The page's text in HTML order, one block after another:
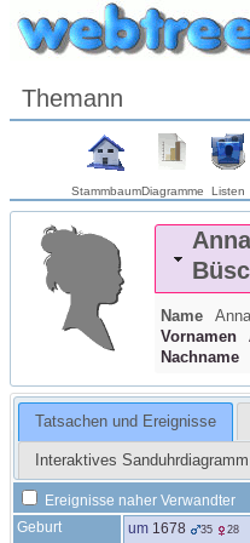
Themann
StammbaumDiagramme Listen
Name
Vornamen
Nachname
Tatsachen und Ereignisse
Interaktives Sanduhrdiagramm
Ereignisse naher Verwandter
Geburt
um 1678 35 28